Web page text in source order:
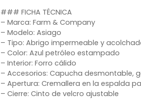
### FICHA TÉCNICA
– Marca: Farm & Company
– Modelo: Asiago
– Tipo: Abrigo impermeable y
– Color: Azul petróleo estampado
– Interior: Forro cálido
– Accesorios: Capucha desmontable,
– Apertura: Cremallera en la espalda
– Cierre: Cinto de velcro ajustable